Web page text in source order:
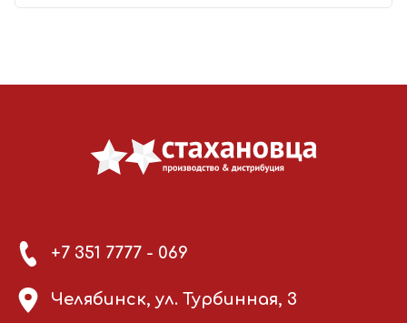
+7 351 7777 - 069
Челябинск, ул. Турбинная, 3